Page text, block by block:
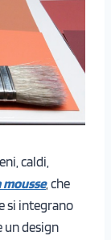
caldi,
mousse, che
si integrano
un design